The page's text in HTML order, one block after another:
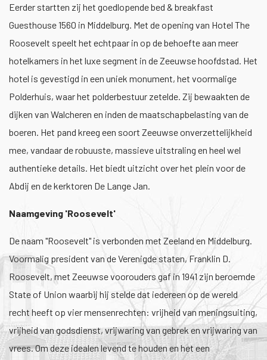
Eerder startten zij het goedlopende bed & breakfast
Guesthouse 1560 in Middelburg. Met de opening van Hotel The
Roosevelt speelt het echtpaar in op de behoefte aan meer
hotelkamers in het luxe segment in de Zeeuwse hoofdstad. Het
hotel is gevestigd in een uniek monument, het voormalige
Polderhuis, waar het polderbestuur zetelde. Zij bewaakten de
dijken van Walcheren en inden de maatschapbelasting van de
boeren. Het pand kreeg een soort Zeeuwse onverzettelijkheid
mee, vandaar de robuuste, massieve uitstraling en heel wel
authentieke details. Het biedt uitzicht over het plein voor de
Abdij en de kerktoren De Lange Jan.
Naamgeving 'Roosevelt'
De naam "Roosevelt" is verbonden met Zeeland en Middelburg.
Voormalig president van de Verenigde staten, Franklin D.
Roosevelt, met Zeeuwse voorouders gaf in 1941 zijn beroemde
State of Union waarbij hij stelde dat iedereen op de wereld
recht heeft op vier mensenrechten: vrijheid van meningsuiting,
vrijheid van godsdienst, vrijwaring van gebrek en vrijwaring van
vrees. Om deze idealen levend te houden en het een